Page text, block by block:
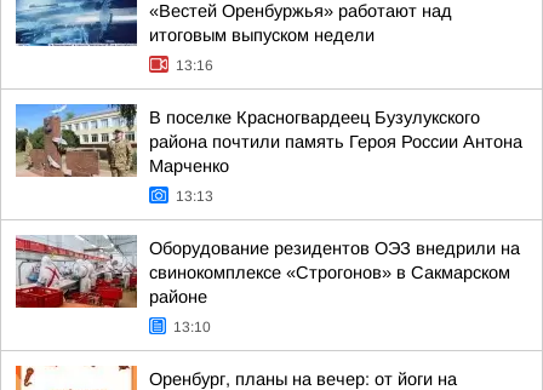
«Вестей Оренбуржья» работают над
итоговым выпуском недели
13:16
В поселке Красногвардеец Бузулукского
района почтили память Героя России Антона
Марченко
13:13
Оборудование резидентов ОЭЗ внедрили на
свинокомплексе «Строгонов» в Сакмарском
районе
13:10
Оренбург, планы на вечер: от йоги на